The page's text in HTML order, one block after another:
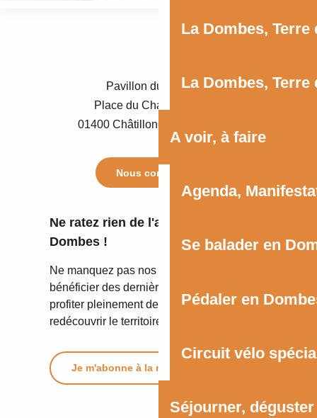
La Dombes,
La Dombes, Terre
A voir, à faire
Agenda,
Se balader en
Pédaler en
Circuit vélo
Séjourner, déguster
Pavillon du Tourisme
Place du Champ de Foire
01400 Châtillon-sur-Chalaronne
Nous contacter
Ne ratez rien de l'actualité de la
Dombes !
Ne manquez pas nos newsletters pour
bénéficier des dernières informations et
profiter pleinement de votre séjour ou
redécouvrir le territoire.
Je m'abonne à la newsletter